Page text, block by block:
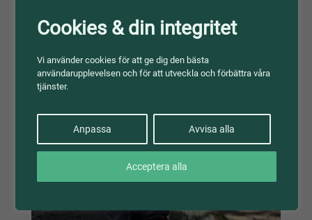
Cookies & din integritet
Vi använder cookies för att ge dig den bästa
användarupplevelsen och för att utveckla och förbättra våra
tjänster.
Anpassa Avvisa alla
Acceptera alla